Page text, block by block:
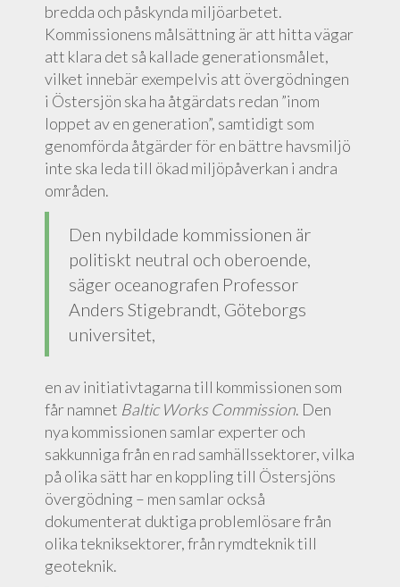
bredda och påskynda miljöarbetet.
Kommissionens målsättning är att hitta vägar
att klara det så kallade generationsmålet,
vilket innebär exempelvis att övergödningen
i Östersjön ska ha åtgärdats redan ”inom
loppet av en generation”, samtidigt som
genomförda åtgärder för en bättre havsmiljö
inte ska leda till ökad miljöpåverkan i andra
områden.
Den nybildade kommissionen är
politiskt neutral och oberoende,
säger oceanografen Professor
Anders Stigebrandt, Göteborgs
universitet,
en av initiativtagarna till kommissionen som
får namnet Baltic Works Commission. Den
nya kommissionen samlar experter och
sakkunniga från en rad samhällssektorer, vilka
på olika sätt har en koppling till Östersjöns
övergödning – men samlar också
dokumenterat duktiga problemlösare från
olika tekniksektorer, från rymdteknik till
geoteknik.